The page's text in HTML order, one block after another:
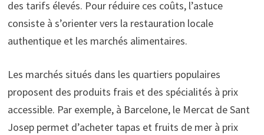
des tarifs élevés. Pour réduire ces coûts, l’astuce
consiste à s’orienter vers la restauration locale
authentique et les marchés alimentaires.
Les marchés situés dans les quartiers populaires
proposent des produits frais et des spécialités à prix
accessible. Par exemple, à Barcelone, le Mercat de Sant
Josep permet d’acheter tapas et fruits de mer à prix